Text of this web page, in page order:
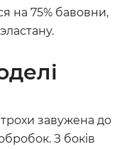
на 75% бавовни,
завужена до
З боків